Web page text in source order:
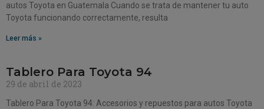
autos Toyota en Guatemala Cuando se trata de mantener tu auto
Toyota funcionando correctamente, resulta
Leer más »
Tablero Para Toyota 94
29 de abril de 2023
Tablero Para Toyota 94: Accesorios y repuestos para autos Toyota